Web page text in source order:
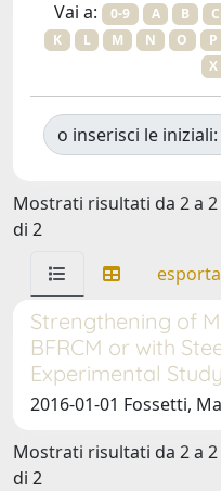
Vai a: 0-9 A B C
K
L M N O P
X
o inserisci le iniziali:
Mostrati risultati da 2 a 2
di 2
Strengthening of
BFRCM or with
Experimental Study
2016-01-01 Fossetti,
Mostrati risultati da 2 a 2
di 2